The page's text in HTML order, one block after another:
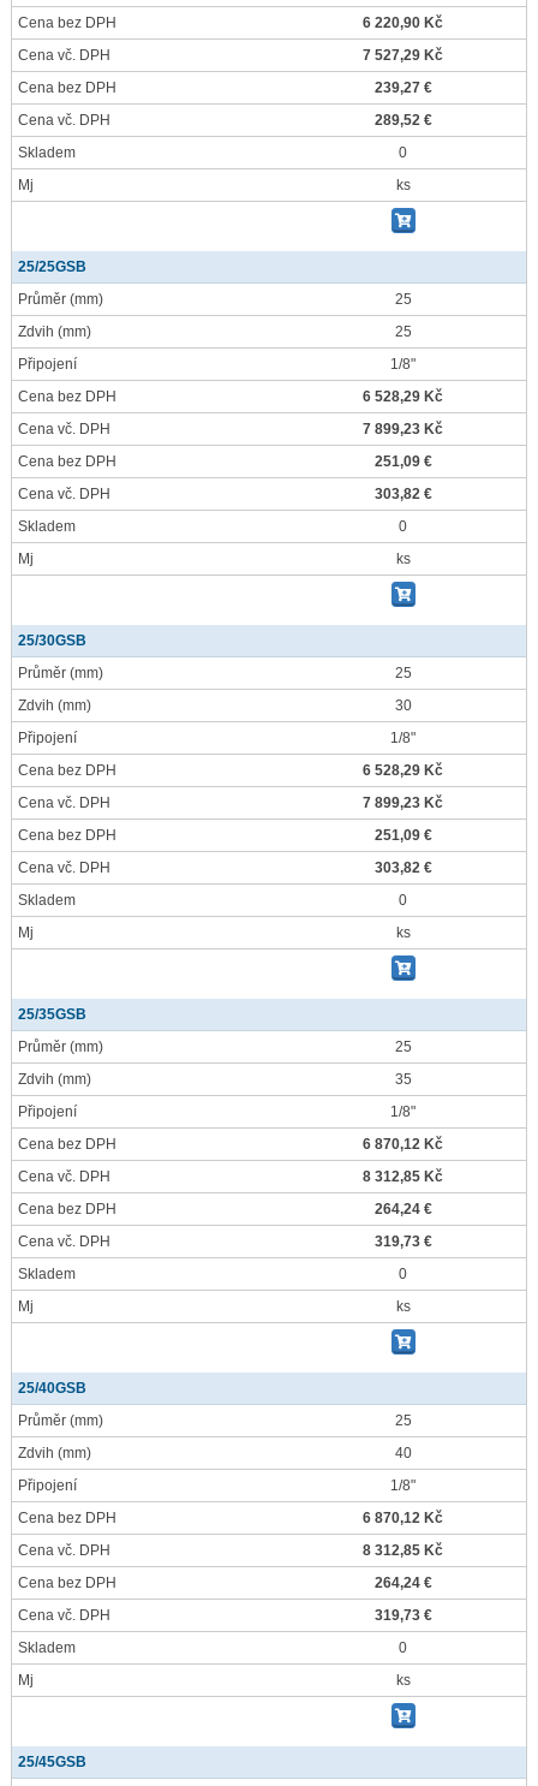
Cena bez DPH
6 220,90 Kč
Cena vč. DPH
7 527,29 Kč
Cena bez DPH
239,27 €
Cena vč. DPH
289,52 €
Skladem
0
Mj
ks
25/25GSB
Průměr (mm)
25
Zdvih (mm)
25
Připojení
1/8"
Cena bez DPH
6 528,29 Kč
Cena vč. DPH
7 899,23 Kč
Cena bez DPH
251,09 €
Cena vč. DPH
303,82 €
Skladem
0
Mj
ks
25/30GSB
Průměr (mm)
25
Zdvih (mm)
30
Připojení
1/8"
Cena bez DPH
6 528,29 Kč
Cena vč. DPH
7 899,23 Kč
Cena bez DPH
251,09 €
Cena vč. DPH
303,82 €
Skladem
0
Mj
ks
25/35GSB
Průměr (mm)
25
Zdvih (mm)
35
Připojení
1/8"
Cena bez DPH
6 870,12 Kč
Cena vč. DPH
8 312,85 Kč
Cena bez DPH
264,24 €
Cena vč. DPH
319,73 €
Skladem
0
Mj
ks
25/40GSB
Průměr (mm)
25
Zdvih (mm)
40
Připojení
1/8"
Cena bez DPH
6 870,12 Kč
Cena vč. DPH
8 312,85 Kč
Cena bez DPH
264,24 €
Cena vč. DPH
319,73 €
Skladem
0
Mj
ks
25/45GSB